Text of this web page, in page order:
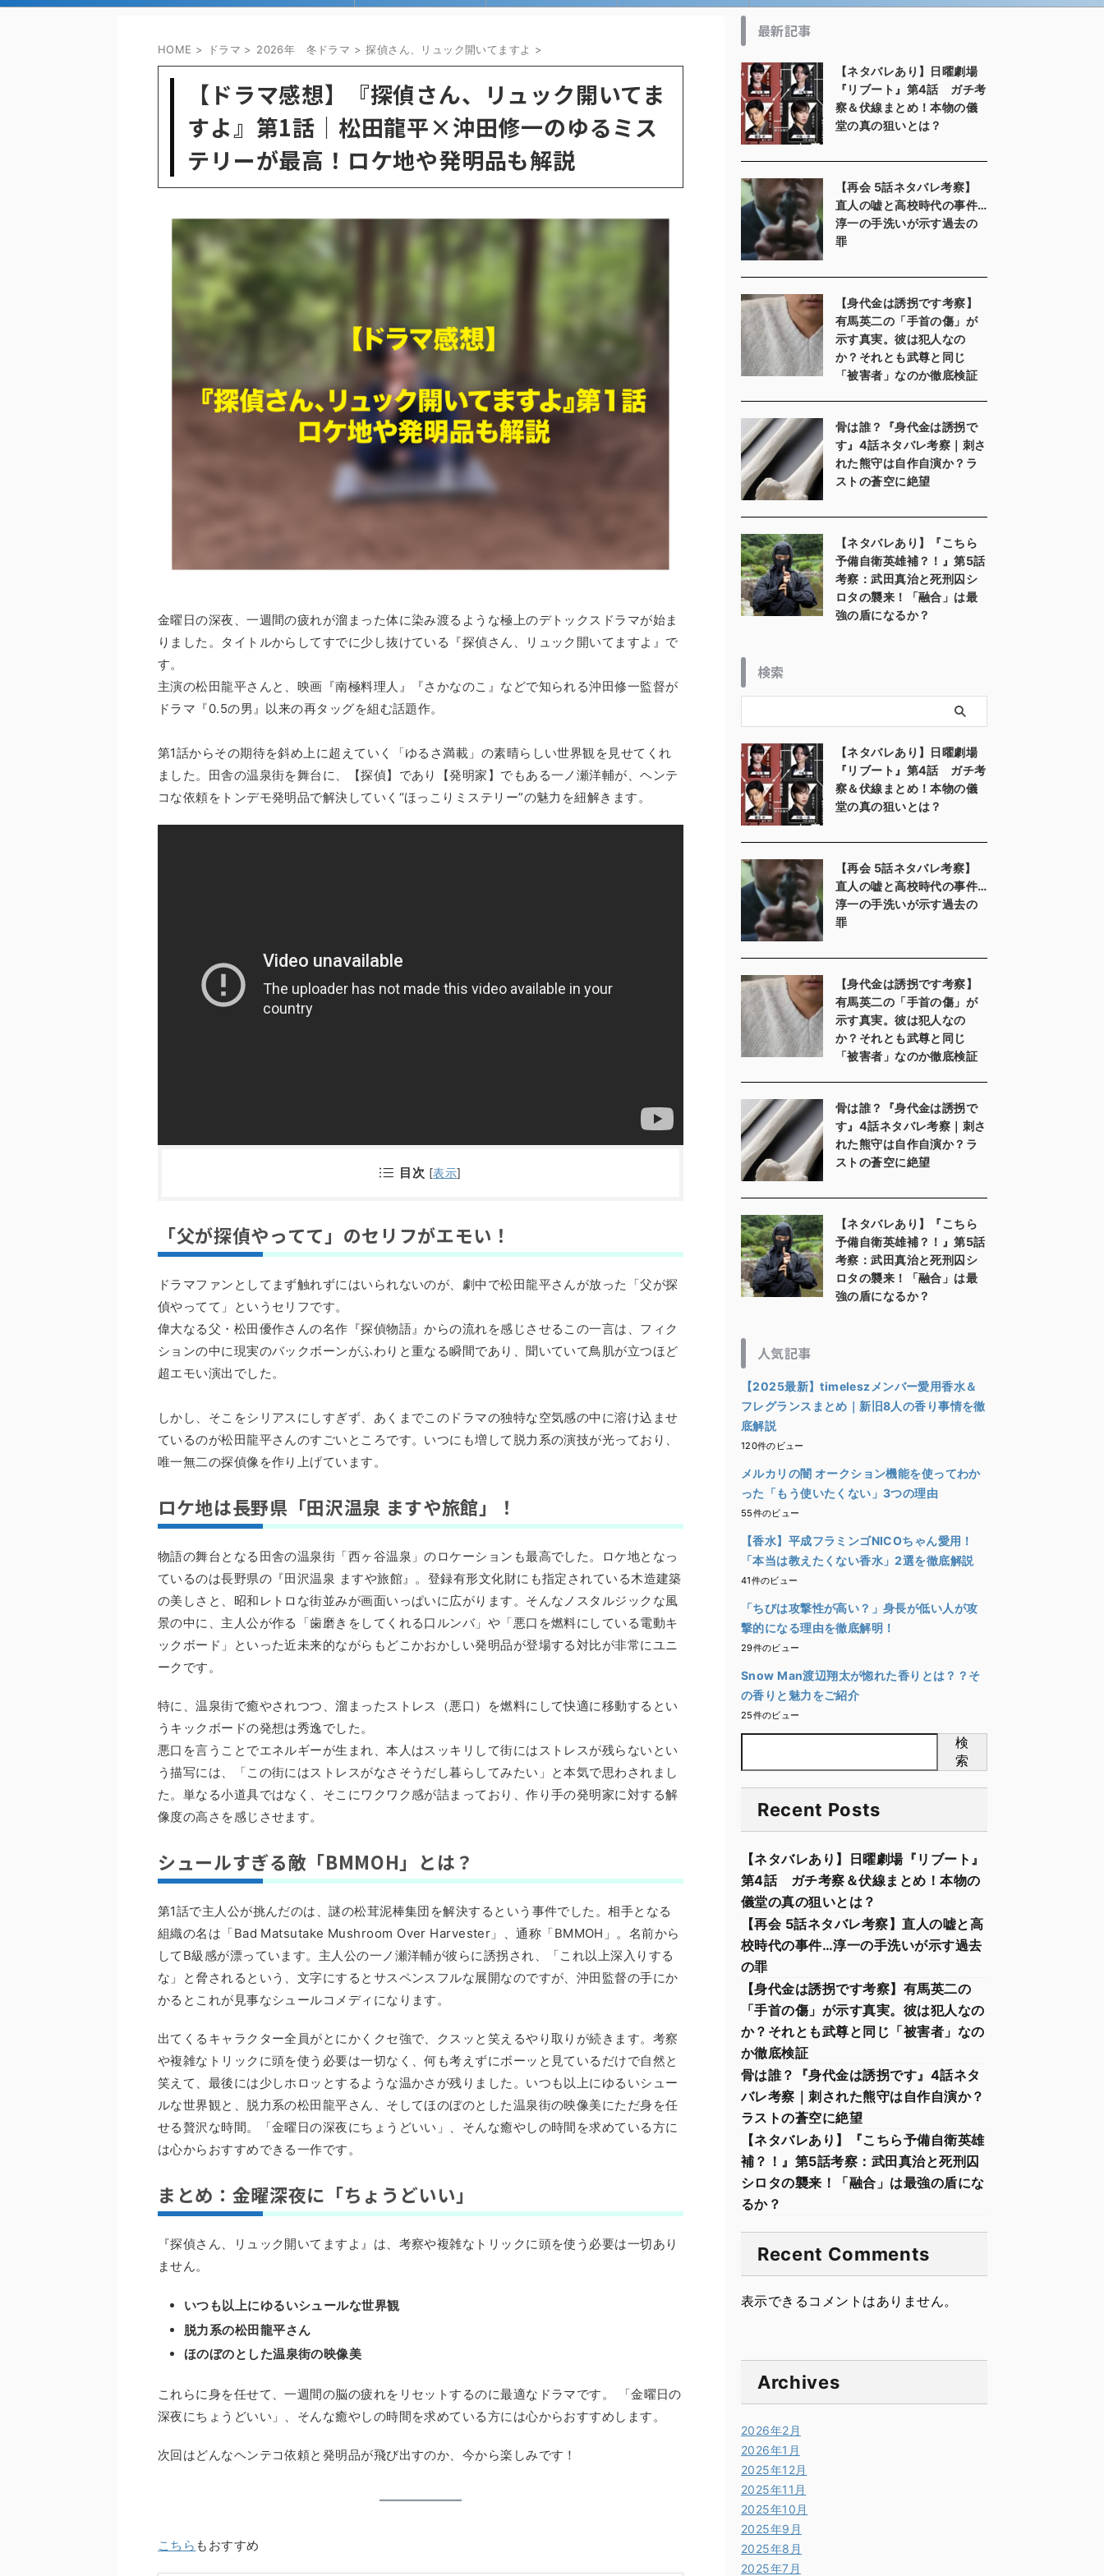
HOME > ドラマ > 2026年 冬ドラマ > 探偵さん、リュック開いてますよ >
【ドラマ感想】『探偵さん、リュック開いてま
すよ』第1話｜松田龍平×沖田修一のゆるミス
テリーが最高！ロケ地や発明品も解説
金曜日の深夜、一週間の疲れが溜まった体に染み渡るような極上のデトックスドラマが始ま
りました。タイトルからしてすでに少し抜けている『探偵さん、リュック開いてますよ』で
す。
主演の松田龍平さんと、映画『南極料理人』『さかなのこ』などで知られる沖田修一監督が
ドラマ『0.5の男』以来の再タッグを組む話題作。
第1話からその期待を斜め上に超えていく「ゆるさ満載」の素晴らしい世界観を見せてくれ
ました。田舎の温泉街を舞台に、【探偵】であり【発明家】でもある一ノ瀬洋輔が、ヘンテ
コな依頼をトンデモ発明品で解決していく“ほっこりミステリー”の魅力を紐解きます。
目次 [表示]
「父が探偵やってて」のセリフがエモい！
ドラマファンとしてまず触れずにはいられないのが、劇中で松田龍平さんが放った「父が探
偵やってて」というセリフです。
偉大なる父・松田優作さんの名作『探偵物語』からの流れを感じさせるこの一言は、フィク
ションの中に現実のバックボーンがふわりと重なる瞬間であり、聞いていて鳥肌が立つほど
超エモい演出でした。
しかし、そこをシリアスにしすぎず、あくまでこのドラマの独特な空気感の中に溶け込ませ
ているのが松田龍平さんのすごいところです。いつにも増して脱力系の演技が光っており、
唯一無二の探偵像を作り上げています。
ロケ地は長野県「田沢温泉 ますや旅館」！
物語の舞台となる田舎の温泉街「西ヶ谷温泉」のロケーションも最高でした。ロケ地となっ
ているのは長野県の『田沢温泉 ますや旅館』。登録有形文化財にも指定されている木造建築
の美しさと、昭和レトロな街並みが画面いっぱいに広がります。そんなノスタルジックな風
景の中に、主人公が作る「歯磨きをしてくれる口ルンバ」や「悪口を燃料にしている電動キ
ックボード」といった近未来的ながらもどこかおかしい発明品が登場する対比が非常にユニ
ークです。
特に、温泉街で癒やされつつ、溜まったストレス（悪口）を燃料にして快適に移動するとい
うキックボードの発想は秀逸でした。
悪口を言うことでエネルギーが生まれ、本人はスッキリして街にはストレスが残らないとい
う描写には、「この街にはストレスがなさそうだし暮らしてみたい」と本気で思わされまし
た。単なる小道具ではなく、そこにワクワク感が詰まっており、作り手の発明家に対する解
像度の高さを感じさせます。
シュールすぎる敵「BMMOH」とは？
第1話で主人公が挑んだのは、謎の松茸泥棒集団を解決するという事件でした。相手となる
組織の名は「Bad Matsutake Mushroom Over Harvester」、通称「BMMOH」。名前から
してB級感が漂っています。主人公の一ノ瀬洋輔が彼らに誘拐され、「これ以上深入りする
な」と脅されるという、文字にするとサスペンスフルな展開なのですが、沖田監督の手にか
かるとこれが見事なシュールコメディになります。
出てくるキャラクター全員がとにかくクセ強で、クスッと笑えるやり取りが続きます。考察
や複雑なトリックに頭を使う必要は一切なく、何も考えずにボーッと見ているだけで自然と
笑えて、最後には少しホロッとするような温かさが残りました。いつも以上にゆるいシュー
ルな世界観と、脱力系の松田龍平さん、そしてほのぼのとした温泉街の映像美にただ身を任
せる贅沢な時間。「金曜日の深夜にちょうどいい」、そんな癒やしの時間を求めている方に
は心からおすすめできる一作です。
まとめ：金曜深夜に「ちょうどいい」
『探偵さん、リュック開いてますよ』は、考察や複雑なトリックに頭を使う必要は一切あり
ません。
いつも以上にゆるいシュールな世界観
脱力系の松田龍平さん
ほのぼのとした温泉街の映像美
これらに身を任せて、一週間の脳の疲れをリセットするのに最適なドラマです。 「金曜日の
深夜にちょうどいい」、そんな癒やしの時間を求めている方には心からおすすめします。
次回はどんなヘンテコ依頼と発明品が飛び出すのか、今から楽しみです！
こちら もおすすめ
最新記事
【ネタバレあり】日曜劇場
『リブート』第4話 ガチ考
察＆伏線まとめ！本物の儀
堂の真の狙いとは？
【再会 5話ネタバレ考察】
直人の嘘と高校時代の事件…
淳一の手洗いが示す過去の
罪
【身代金は誘拐です考察】
有馬英二の「手首の傷」が
示す真実。彼は犯人なの
か？それとも武尊と同じ
「被害者」なのか徹底検証
骨は誰？『身代金は誘拐で
す』4話ネタバレ考察｜刺さ
れた熊守は自作自演か？ラ
ストの蒼空に絶望
【ネタバレあり】『こちら
予備自衛英雄補？！』第5話
考察：武田真治と死刑囚シ
ロタの襲来！「融合」は最
強の盾になるか？
検索
【ネタバレあり】日曜劇場
『リブート』第4話 ガチ考
察＆伏線まとめ！本物の儀
堂の真の狙いとは？
【再会 5話ネタバレ考察】
直人の嘘と高校時代の事件…
淳一の手洗いが示す過去の
罪
【身代金は誘拐です考察】
有馬英二の「手首の傷」が
示す真実。彼は犯人なの
か？それとも武尊と同じ
「被害者」なのか徹底検証
骨は誰？『身代金は誘拐で
す』4話ネタバレ考察｜刺さ
れた熊守は自作自演か？ラ
ストの蒼空に絶望
【ネタバレあり】『こちら
予備自衛英雄補？！』第5話
考察：武田真治と死刑囚シ
ロタの襲来！「融合」は最
強の盾になるか？
人気記事
【2025最新】timeleszメンバー愛用香水＆
フレグランスまとめ｜新旧8人の香り事情を徹
底解説
120件のビュー
メルカリの闇 オークション機能を使ってわか
った「もう使いたくない」3つの理由
55件のビュー
【香水】平成フラミンゴNICOちゃん愛用！
「本当は教えたくない香水」2選を徹底解説
41件のビュー
「ちびは攻撃性が高い？」身長が低い人が攻
撃的になる理由を徹底解明！
29件のビュー
Snow Man渡辺翔太が惚れた香りとは？？そ
の香りと魅力をご紹介
25件のビュー
検
索
Recent Posts
【ネタバレあり】日曜劇場『リブート』
第4話 ガチ考察＆伏線まとめ！本物の
儀堂の真の狙いとは？
【再会 5話ネタバレ考察】直人の嘘と高
校時代の事件…淳一の手洗いが示す過去
の罪
【身代金は誘拐です考察】有馬英二の
「手首の傷」が示す真実。彼は犯人なの
か？それとも武尊と同じ「被害者」なの
か徹底検証
骨は誰？『身代金は誘拐です』4話ネタ
バレ考察｜刺された熊守は自作自演か？
ラストの蒼空に絶望
【ネタバレあり】『こちら予備自衛英雄
補？！』第5話考察：武田真治と死刑囚
シロタの襲来！「融合」は最強の盾にな
るか？
Recent Comments
表示できるコメントはありません。
Archives
2026年2月
2026年1月
2025年12月
2025年11月
2025年10月
2025年9月
2025年8月
2025年7月